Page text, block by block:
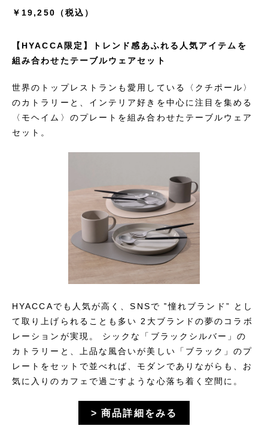
￥19,250（税込）
【HYACCA限定】トレンド感あふれる人気アイテムを
組み合わせたテーブルウェアセット
世界のトップレストランも愛用している〈クチポール〉
のカトラリーと、インテリア好きを中心に注目を集める
〈モヘイム〉のプレートを組み合わせたテーブルウェア
セット。
HYACCAでも人気が高く、SNSで ‟憧れブランド” とし
て取り上げられることも多い 2大ブランドの夢のコラボ
レーションが実現。 シックな「ブラックシルバー」の
カトラリーと、上品な風合いが美しい「ブラック」のプ
レートをセットで並べれば、モダンでありながらも、お
気に入りのカフェで過ごすような心落ち着く空間に。
> 商品詳細をみる